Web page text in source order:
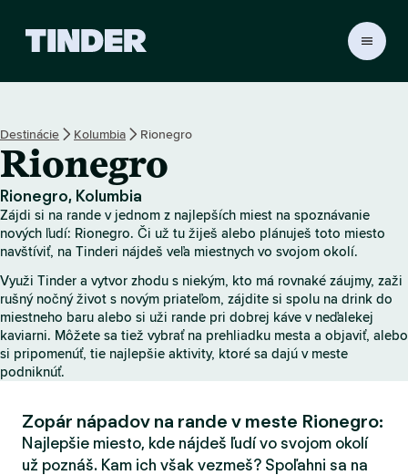
s
k
á
b
a
o
v
k
a
T
d
e
r
Destinácie Kolumbia Rionegro
Rionegro
Rionegro, Kolumbia
Zájdi si na rande v jednom z najlepších miest na spoznávanie
nových ľudí: Rionegro. Či už tu žiješ alebo plánuješ toto miesto
navštíviť, na Tinderi nájdeš veľa miestnych vo svojom okolí.
Využi Tinder a vytvor zhodu s niekým, kto má rovnaké záujmy, zaži
rušný nočný život s novým priateľom, zájdite si spolu na drink do
miestneho baru alebo si uži rande pri dobrej káve v neďalekej
kaviarni. Môžete sa tiež vybrať na prehliadku mesta a objaviť, alebo
si pripomenúť, tie najlepšie aktivity, ktoré sa dajú v meste
podniknúť.
Zopár nápadov na rande v meste Rionegro:
Najlepšie miesto, kde nájdeš ľudí vo svojom okolí
už poznáš. Kam ich však vezmeš? Spoľahni sa na